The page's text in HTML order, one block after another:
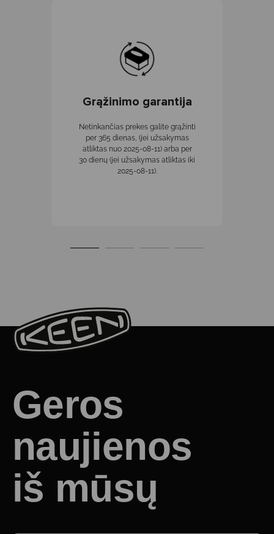
Grąžinimo garantija
Netinkančias prekes galite grąžinti
per 365 dienas, (jei užsakymas
atliktas nuo 2025-08-11) arba per
30 dienų (jei užsakymas atliktas iki
2025-08-11).
Geros
naujienos
iš mūsų